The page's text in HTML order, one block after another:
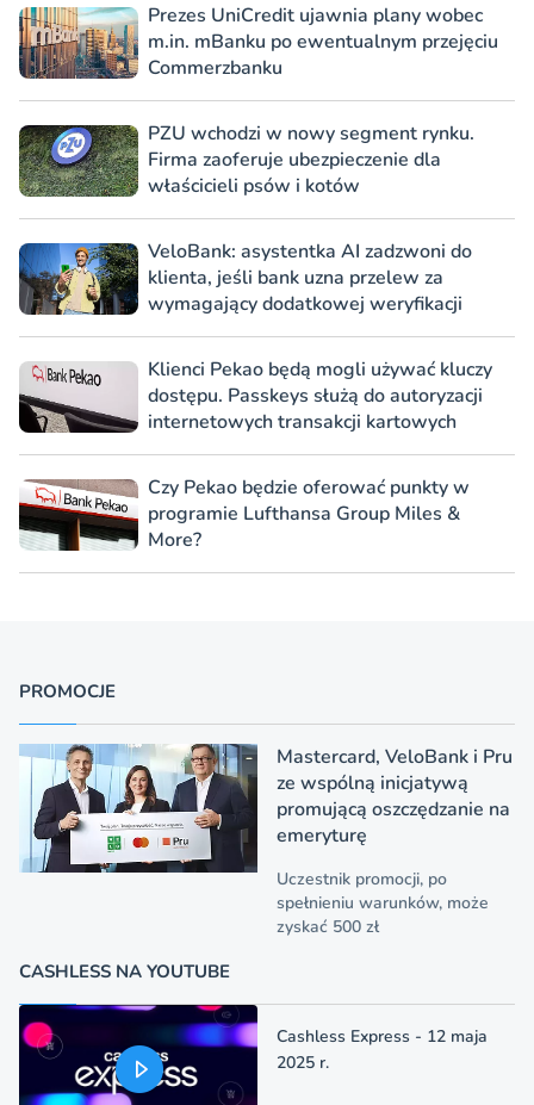
Prezes UniCredit ujawnia plany wobec
m.in. mBanku po ewentualnym przejęciu
Commerzbanku
PZU wchodzi w nowy segment rynku.
Firma zaoferuje ubezpieczenie dla
właścicieli psów i kotów
VeloBank: asystentka AI zadzwoni do
klienta, jeśli bank uzna przelew za
wymagający dodatkowej weryfikacji
Klienci Pekao będą mogli używać kluczy
dostępu. Passkeys służą do autoryzacji
internetowych transakcji kartowych
Czy Pekao będzie oferować punkty w
programie Lufthansa Group Miles &
More?
PROMOCJE
Mastercard, VeloBank i Pru
ze wspólną inicjatywą
promującą oszczędzanie na
emeryturę
Uczestnik promocji, po
spełnieniu warunków, może
zyskać 500 zł
CASHLESS NA YOUTUBE
Cashless Express - 12 maja
2025 r.